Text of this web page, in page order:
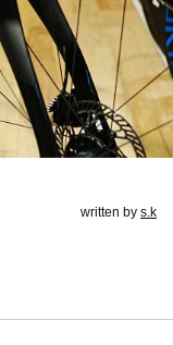
written by s.k